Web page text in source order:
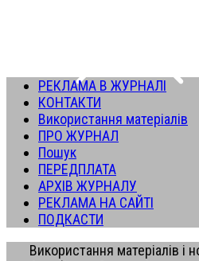
РЕКЛАМА В ЖУРНАЛІ
КОНТАКТИ
Використання матеріалів
ПРО ЖУРНАЛ
Пошук
ПЕРЕДПЛАТА
АРХІВ ЖУРНАЛУ
РЕКЛАМА НА САЙТІ
ПОДКАСТИ
Використання матеріалів і